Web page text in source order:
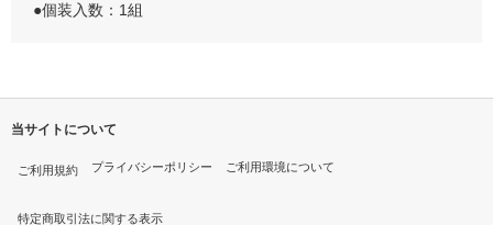
●個装入数：1組
当サイトについて
ご利用規約 プライバシーポリシー ご利用環境について
特定商取引法に関する表示